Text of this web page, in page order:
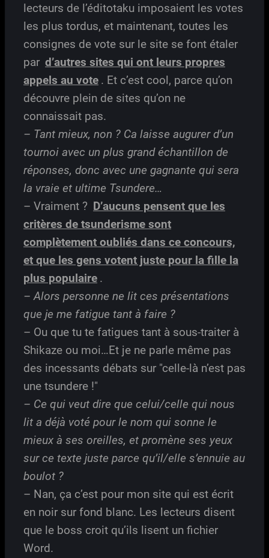
lecteurs de l’éditotaku imposaient les votes
les plus tordus, et maintenant, toutes les
consignes de vote sur le site se font étaler
par d’autres sites qui ont leurs propres
appels au vote . Et c’est cool, parce qu’on
découvre plein de sites qu’on ne
connaissait pas.
– Tant mieux, non ? Ca laisse augurer d’un
tournoi avec un plus grand échantillon de
réponses, donc avec une gagnante qui sera
la vraie et ultime Tsundere…
– Vraiment ? D’aucuns pensent que les
critères de tsunderisme sont
complètement oubliés dans ce concours,
et que les gens votent juste pour la fille la
plus populaire .
– Alors personne ne lit ces présentations
que je me fatigue tant à faire ?
– Ou que tu te fatigues tant à sous-traiter à
Shikaze ou moi…Et je ne parle même pas
des incessants débats sur "celle-là n’est pas
une tsundere !"
– Ce qui veut dire que celui/celle qui nous
lit a déjà voté pour le nom qui sonne le
mieux à ses oreilles, et promène ses yeux
sur ce texte juste parce qu’il/elle s’ennuie au
boulot ?
– Nan, ça c’est pour mon site qui est écrit
en noir sur fond blanc. Les lecteurs disent
que le boss croit qu’ils lisent un fichier
Word.